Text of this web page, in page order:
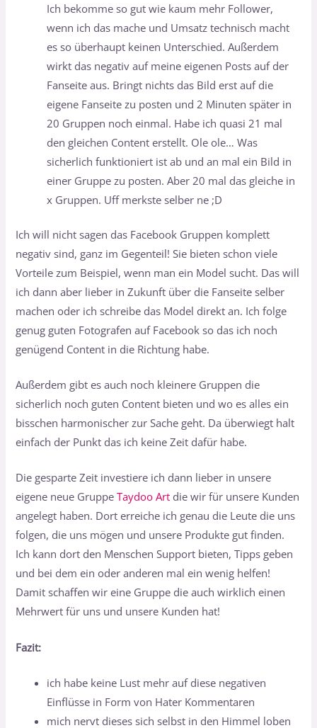
Ich bekomme so gut wie kaum mehr Follower,
wenn ich das mache und Umsatz technisch macht
es so überhaupt keinen Unterschied. Außerdem
wirkt das negativ auf meine eigenen Posts auf der
Fanseite aus. Bringt nichts das Bild erst auf die
eigene Fanseite zu posten und 2 Minuten später in
20 Gruppen noch einmal. Habe ich quasi 21 mal
den gleichen Content erstellt. Ole ole… Was
sicherlich funktioniert ist ab und an mal ein Bild in
einer Gruppe zu posten. Aber 20 mal das gleiche in
x Gruppen. Uff merkste selber ne ;D
Ich will nicht sagen das Facebook Gruppen komplett
negativ sind, ganz im Gegenteil! Sie bieten schon viele
Vorteile zum Beispiel, wenn man ein Model sucht. Das will
ich dann aber lieber in Zukunft über die Fanseite selber
machen oder ich schreibe das Model direkt an. Ich folge
genug guten Fotografen auf Facebook so das ich noch
genügend Content in die Richtung habe.
Außerdem gibt es auch noch kleinere Gruppen die
sicherlich noch guten Content bieten und wo es alles ein
bisschen harmonischer zur Sache geht. Da überwiegt halt
einfach der Punkt das ich keine Zeit dafür habe.
Die gesparte Zeit investiere ich dann lieber in unsere
eigene neue GruppeTaydoo Art die wir für unsere Kunden
angelegt haben. Dort erreiche ich genau die Leute die uns
folgen, die uns mögen und unsere Produkte gut finden.
Ich kann dort den Menschen Support bieten, Tipps geben
und bei dem ein oder anderen mal ein wenig helfen!
Damit schaffen wir eine Gruppe die auch wirklich einen
Mehrwert für uns und unsere Kunden hat!
Fazit:
ich habe keine Lust mehr auf diese negativen
Einflüsse in Form von Hater Kommentaren
mich nervt dieses sich selbst in den Himmel loben